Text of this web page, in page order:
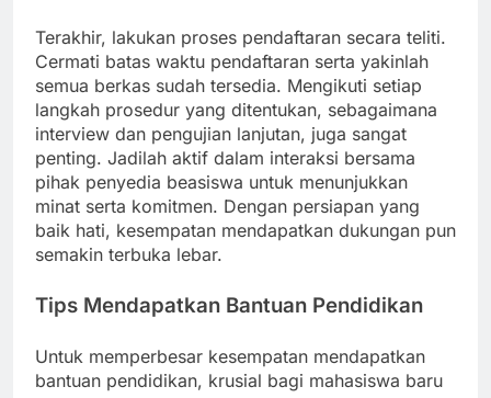
Terakhir, lakukan proses pendaftaran secara teliti.
Cermati batas waktu pendaftaran serta yakinlah
semua berkas sudah tersedia. Mengikuti setiap
langkah prosedur yang ditentukan, sebagaimana
interview dan pengujian lanjutan, juga sangat
penting. Jadilah aktif dalam interaksi bersama
pihak penyedia beasiswa untuk menunjukkan
minat serta komitmen. Dengan persiapan yang
baik hati, kesempatan mendapatkan dukungan pun
semakin terbuka lebar.
Tips Mendapatkan Bantuan Pendidikan
Untuk memperbesar kesempatan mendapatkan
bantuan pendidikan, krusial bagi mahasiswa baru